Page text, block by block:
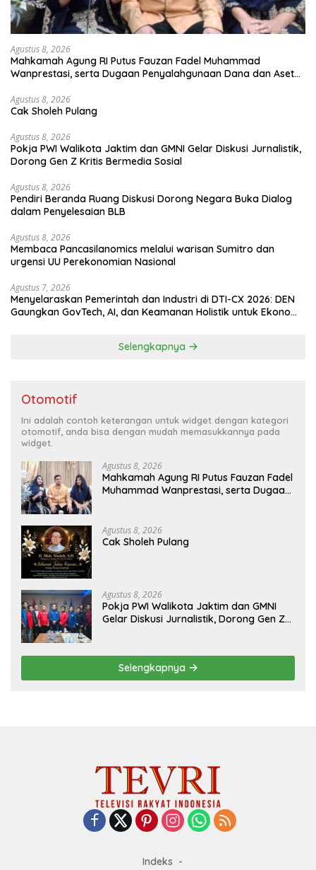
Agustus 8, 2026
Mahkamah Agung RI Putus Fauzan Fadel Muhammad
Wanprestasi, serta Dugaan Penyalahgunaan Dana dan Aset
Agustus 8, 2026
Cak Sholeh Pulang
Agustus 8, 2026
Pokja PWI Walikota Jaktim dan GMNI Gelar Diskusi Jurnalistik,
Dorong Gen Z Kritis Bermedia Sosial
Agustus 8, 2026
Pendiri Beranda Ruang Diskusi Dorong Negara Buka Dialog
dalam Penyelesaian BLB
Agustus 8, 2026
Membaca Pancasilanomics melalui warisan Sumitro dan
urgensi UU Perekonomian Nasional
Agustus 7, 2026
Menyelaraskan Pemerintah dan Industri di DTI-CX 2026: DEN
Gaungkan GovTech, AI, dan Keamanan Holistik untuk Ekonomi
Selengkapnya
Otomotif
Ini adalah contoh keterangan untuk widget dengan kategori
otomotif, anda bisa dengan mudah memasukkannya pada
widget.
Agustus 8, 2026
Mahkamah Agung RI Putus Fauzan Fadel
Muhammad Wanprestasi, serta Dugaan
Agustus 8, 2026
Cak Sholeh Pulang
Agustus 8, 2026
Pokja PWI Walikota Jaktim dan GMNI
Gelar Diskusi Jurnalistik, Dorong Gen Z
Selengkapnya
Indeks